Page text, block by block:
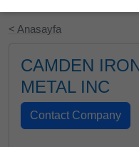
< Anasayfa
CAMDEN
METAL INC